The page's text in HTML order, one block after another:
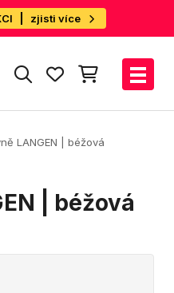
zjisti více
LANGEN | béžová
| béžová